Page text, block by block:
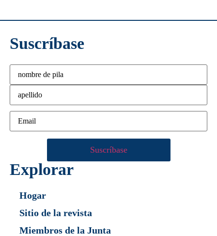
Suscríbase
Explorar
Hogar
Sitio de la revista
Miembros de la Junta